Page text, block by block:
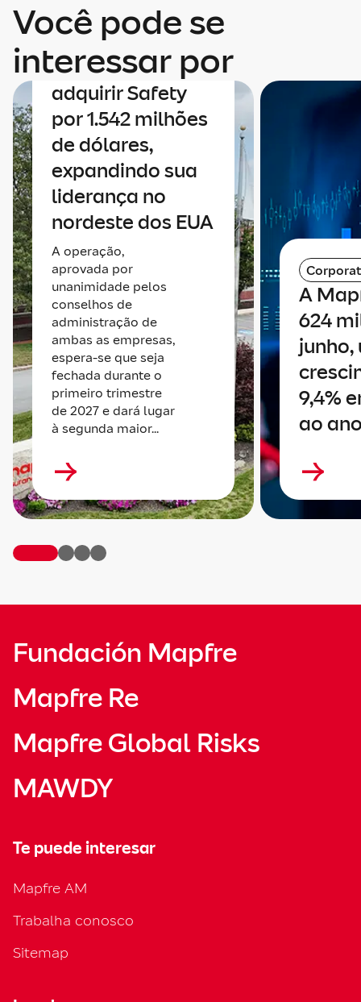
Você pode se
interessar por
Corporativo
A Mapfre anuncia
um acordo para
adquirir Safety
por 1.542 milhões
de dólares,
expandindo sua
liderança no
nordeste dos EUA
A operação,
aprovada por
unanimidade pelos
conselhos de
administração de
ambas as empresas,
espera-se que seja
fechada durante o
primeiro trimestre
de 2027 e dará lugar
à segunda maior...
A
624
junho,
9,4%
ao
Fundación Mapfre
Mapfre Re
Mapfre Global Risks
MAWDY
Te puede interesar
Mapfre AM
Trabalha conosco
Sitemap